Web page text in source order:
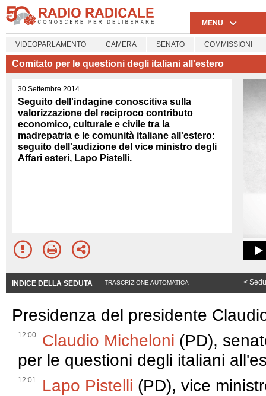
MENU
VIDEOPARLAMENTO CAMERA SENATO COMMISSIONI
Comitato per le questioni degli italiani all'estero
30 Settembre 2014
Seguito dell'indagine conoscitiva sulla
valorizzazione del reciproco contributo
economico, culturale e civile tra la
madrepatria e le comunità italiane all'estero:
seguito dell'audizione del vice ministro degli
Affari esteri, Lapo Pistelli.
INDICE DELLA SEDUTA TRASCRIZIONE AUTOMATICA <
Presidenza del presidente
12:00 Claudio Micheloni (PD),
per le questioni degli italiani
12:01 Lapo Pistelli (PD), vice